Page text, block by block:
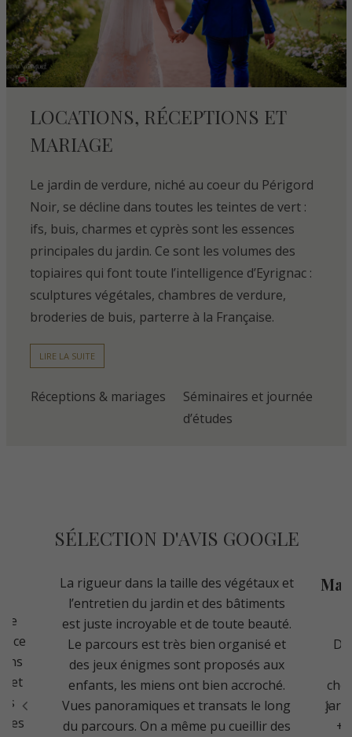
LOCATIONS, RÉCEPTIONS ET
MARIAGE
Le jardin de verdure, niché au coeur du Périgord
Noir, se décline dans toutes les teintes de vert :
ifs, buis, charmes et cyprès sont les essences
principales du jardin. Ce sont les volumes des
topiaires qui font toute l’intelligence d’Eyrignac :
sculptures végétales, chambres de verdure,
broderies de buis, parterre à la Française.
LIRE LA SUITE
Réceptions & mariages
Séminaires et journée
d’études
SÉLECTION D'AVIS GOOGLE
ce
et
La rigueur dans la taille des végétaux et
l’entretien du jardin et des bâtiments
est juste incroyable et de toute beauté.
Le parcours est très bien organisé et
des jeux énigmes sont proposés aux
enfants, les miens ont bien accroché.
Vues panoramiques et transats le long
du parcours. On a même pu cueillir des